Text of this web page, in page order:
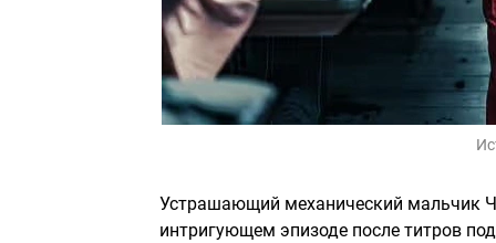
Устрашающий механический мальчик
интригующем эпизоде после титров